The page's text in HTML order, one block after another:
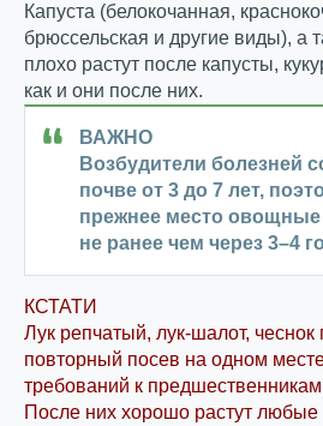
Капуста (белокочанная,
брюссельская и другие виды), а
плохо растут после капусты,
как и они после них.
ВАЖНО
Возбудители болезней
почве от 3 до 7 лет,
прежнее место
не ранее чем через 3–4
КСТАТИ
Лук репчатый, лук-шалот, чеснок
повторный посев на одном
требований к
После них хорошо растут